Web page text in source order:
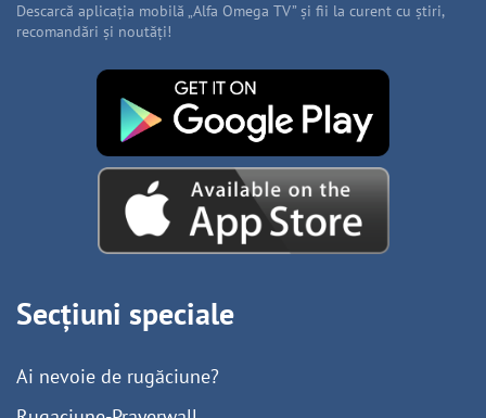
Descarcă aplicația mobilă „Alfa Omega TV” și fii la curent cu știri,
recomandări și noutăți!
Secțiuni speciale
Ai nevoie de rugăciune?